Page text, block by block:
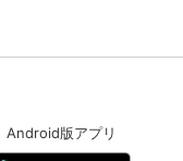
Android版アプリ